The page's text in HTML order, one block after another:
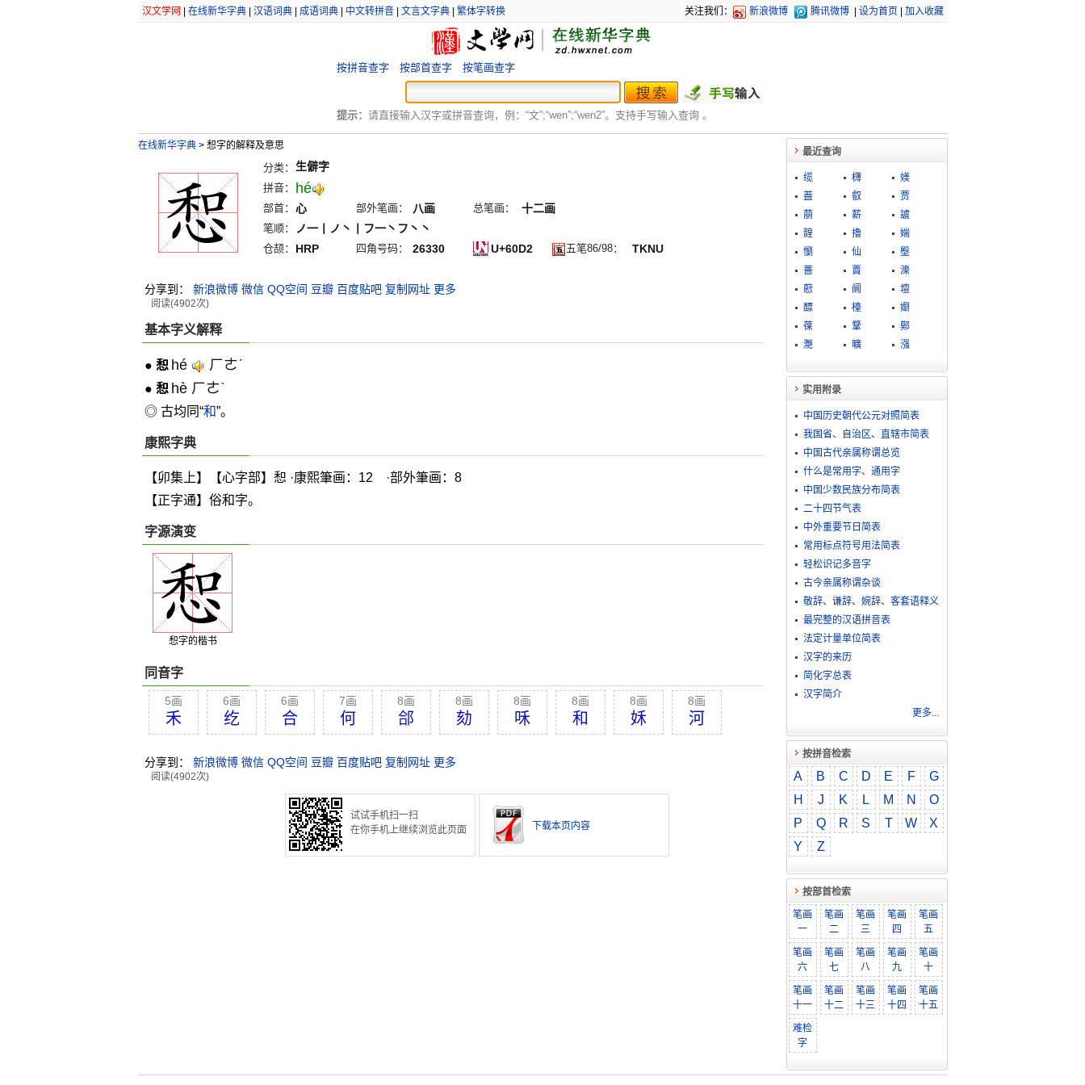
汉文学网 在线新华字典| 汉语词典| 成语词典| 中文转拼音| 文言文字典| 繁体字转换 关注我们： 新浪微博 腾讯微博 设为首页 加入收藏
按拼音查字 按部首查字 按笔画查字
提示： 请直接输入汉字或拼音查询，例：“文”;“wen”;“wen2”。支持手写输入查询 。
在线新华字典 >惒字的解释及意思
分类： 生僻字
拼音： hé
部首： 心 部外笔画： 八画 总笔画： 十二画
笔顺： ノ一丨ノ丶丨フ一丶フ丶丶
仓颉： HRP 四角号码： 26330 U+60D2 五笔86/98： TKNU
分享到： 新浪微博 微信 QQ空间 豆瓣 百度贴吧 复制网址 更多
阅读(4902次)
基本字义解释
● 惒 hé ㄏㄜˊ
● 惒 hè ㄏㄜˋ
◎ 古均同“和”。
康熙字典
【卯集上】【心字部】惒 ·康熙筆画：12 ·部外筆画：8
【正字通】俗和字。
字源演变
惒字的楷书
同音字
5画
禾
6画
纥
6画
合
7画
何
8画
郃
8画
劾
8画
咊
8画
和
8画
姀
8画
河
分享到： 新浪微博 微信 QQ空间 豆瓣 百度贴吧 复制网址 更多
阅读(4902次)
试试手机扫一扫
在你手机上继续浏览此页面
下载本页内容
最近查询
缆 欂
媄
葢
叡
贾
萠
薪
謯
韹
擼
媏
懰
仙
壂
薔
藚
濼
藯
阛
壇
醥
檯
嬼
葆
鞪
鄚
灧
曠 漒
实用附录
中国历史朝代公元对照简表
我国省、自治区、直辖市简表
中国古代亲属称谓总览
什么是常用字、通用字
中国少数民族分布简表
二十四节气表
中外重要节日简表
常用标点符号用法简表
轻松识记多音字
古今亲属称谓杂谈
敬​辞​、​谦​辞​、​婉​辞​、​客​套​语​释​义
最完整的汉语拼音表
法定计量单位简表
汉字的来历
简化字总表
汉字简介
更多...
按拼音检索
A B C D E F
G
H
J K L M N
O
P
Q R S T W
X
Y
Z
按部首检索
笔画
一
笔画
二
笔画
三
笔画
四
笔画
五
笔画
六
笔画
七
笔画
八
笔画
九
笔画
十
笔画
十一
笔画
十二
笔画
十三
笔画
十四
笔画
十五
难检
字